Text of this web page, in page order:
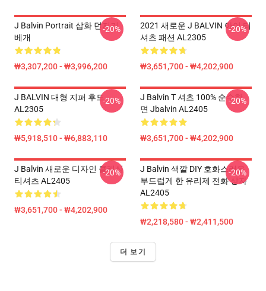
J Balvin Portrait 삽화 던지기
베개
₩3,307,200 - ₩3,996,200
-20%
2021 새로운 J BALVIN 아이 티
셔츠 패션 AL2305
₩3,651,700 - ₩4,202,900
-20%
J BALVIN 대형 지퍼 후드
AL2305
₩5,918,510 - ₩6,883,110
-20%
J Balvin T 셔츠 100% 순수한
면 Jbalvin AL2405
₩3,651,700 - ₩4,202,900
-20%
J Balvin 새로운 디자인 클래식
티셔츠 AL2405
₩3,651,700 - ₩4,202,900
-20%
J Balvin 색깔 DIY 호화스러운
부드럽게 한 유리제 전화 상자
AL2405
₩2,218,580 - ₩2,411,500
-20%
더 보기